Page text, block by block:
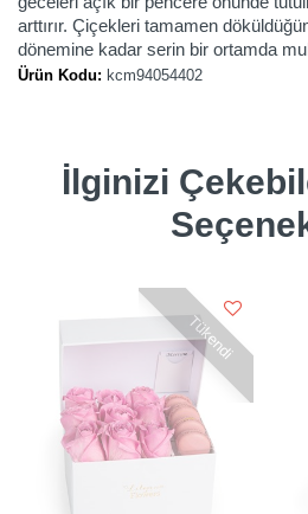
arttırır. Çiçekleri tamamen
dönemine kadar serin bir ortamda
Ürün Kodu: kcm94054402
İlginizi
Tükendi